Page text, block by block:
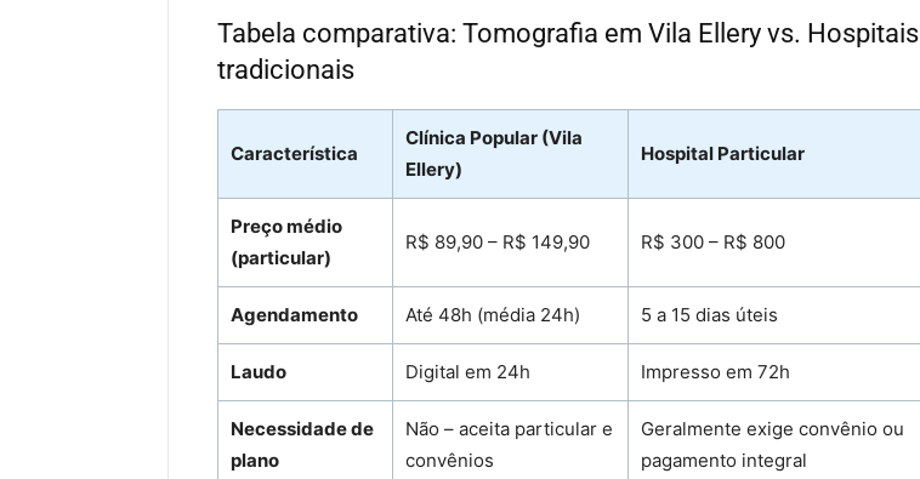
Tabela comparativa: Tomografia em Vila Ellery vs. Hospitais
tradicionais
Característica
Clínica Popular (Vila
Ellery)
Hospital Particular
Preço médio
(particular)
R$ 89,90 – R$ 149,90 R$ 300 – R$ 800
Agendamento Até 48h (média 24h) 5 a 15 dias úteis
Laudo Digital em 24h Impresso em 72h
Necessidade de
plano
Não – aceita particular e
convênios
Geralmente exige convênio ou
pagamento integral